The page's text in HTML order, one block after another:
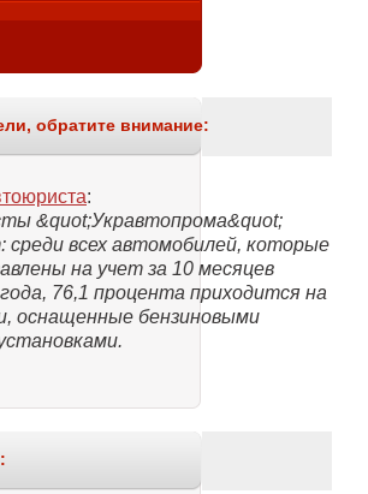
обратите внимание:
:
&quot;Укравтопрома&quot;
всех автомобилей, которые
на учет за 10 месяцев
76,1 процента приходится на
оснащенные бензиновыми